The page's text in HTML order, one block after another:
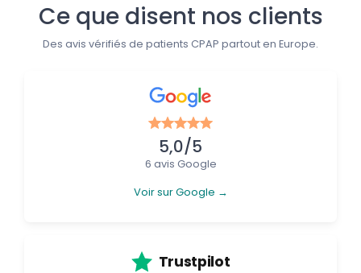
Ce que disent nos clients
Des avis vérifiés de patients CPAP partout en Europe.
5,0/5
6 avis Google
Voir sur Google →
Trustpilot